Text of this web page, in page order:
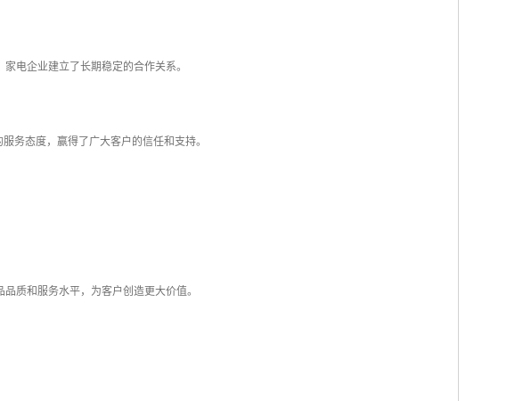
电企业建立了长期稳定的合作关系。
务态度，赢得了广大客户的信任和支持。
质和服务水平，为客户创造更大价值。